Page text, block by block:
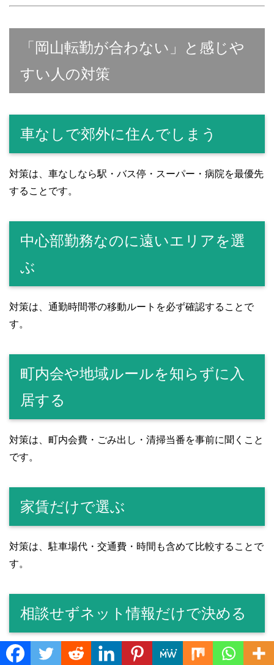
「岡山転勤が合わない」と感じや
すい人の対策
車なしで郊外に住んでしまう
対策は、車なしなら駅・バス停・スーパー・病院を最優先
することです。
中心部勤務なのに遠いエリアを選
ぶ
対策は、通勤時間帯の移動ルートを必ず確認することで
す。
町内会や地域ルールを知らずに入
居する
対策は、町内会費・ごみ出し・清掃当番を事前に聞くこと
です。
家賃だけで選ぶ
対策は、駐車場代・交通費・時間も含めて比較することで
す。
相談せずネット情報だけで決める
対策は、岡山市内の生活感を知っている不動産会社に相談
Translate »